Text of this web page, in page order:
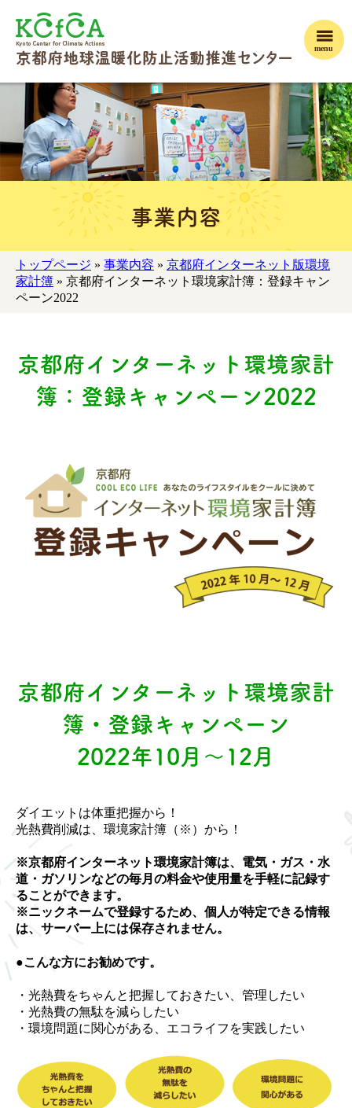
menu
事業内容
トップページ » 事業内容 » 京都府インターネット版環境
家計簿 » 京都府インターネット環境家計簿：登録キャン
ペーン2022
京都府インターネット環境家計
簿：登録キャンペーン2022
京都府インターネット環境家計
簿・登録キャンペーン
2022年10月～12月
ダイエットは体重把握から！
光熱費削減は、環境家計簿（※）から！
※京都府インターネット環境家計簿は、電気・ガス・水
道・ガソリンなどの毎月の料金や使用量を手軽に記録す
ることができます。
※ニックネームで登録するため、個人が特定できる情報
は、サーバー上には保存されません。
●こんな方にお勧めです。
・光熱費をちゃんと把握しておきたい、管理したい
・光熱費の無駄を減らしたい
・環境問題に関心がある、エコライフを実践したい